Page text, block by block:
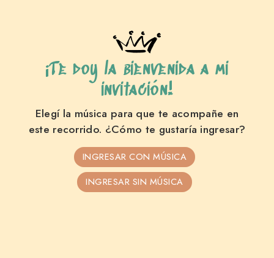
12 • 09 • 2026
Ariadna
MIS 15 AÑOS
¡Te doy la bienvenida a mi
invitación!
Elegí la música para que te acompañe en
este recorrido. ¿Cómo te gustaría ingresar?
INGRESAR CON MÚSICA
INGRESAR SIN MÚSICA